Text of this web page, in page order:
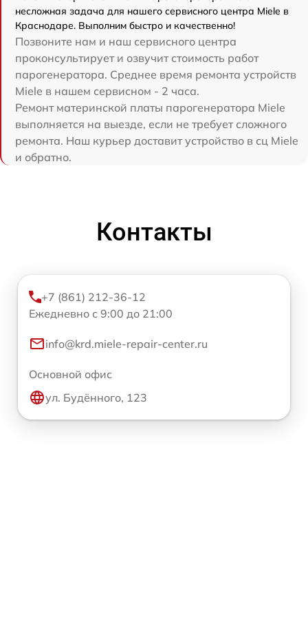
несложная задача для нашего сервисного центра Miele в
Краснодаре. Выполним быстро и качественно!
Позвоните нам и наш сервисного центра
проконсультирует и озвучит стоимость работ
парогенератора. Среднее время ремонта устройств
Miele в нашем сервисном - 2 часа.
Ремонт материнской платы парогенератора Miele
выполняется на выезде, если не требует сложного
ремонта. Наш курьер доставит устройство в сц Miele
и обратно.
Контакты
+7 (861) 212-36-12
Ежедневно с 9:00 до 21:00
info@krd.miele-repair-center.ru
Основной офис
ул. Будённого, 123